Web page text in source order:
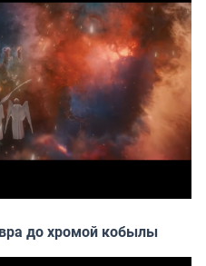
до хромой кобылы